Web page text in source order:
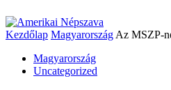
Kezdőlap Magyarország Az MSZP-
Magyarország
Uncategorized